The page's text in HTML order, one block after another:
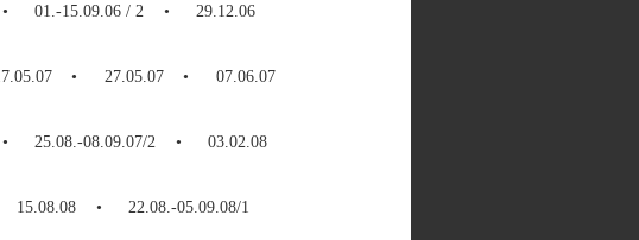
01.-15.09.06 / 2 29.12.06
27.05.07 07.06.07
25.08.-08.09.07/2 03.02.08
15.08.08 22.08.-05.09.08/1